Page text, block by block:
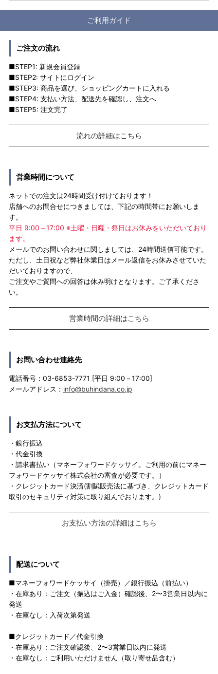
ご利用ガイド
ご注文の流れ
■STEP1: 新規会員登録
■STEP2: サイトにログイン
■STEP3: 商品を選び、ショッピングカートに入れる
■STEP4: 支払い方法、配送先を確認し、注文へ
■STEP5: 注文完了
流れの詳細はこちら
営業時間について
ネットでの注文は24時間受け付けております！
店舗へのお問合せにつきましては、下記の時間帯にお願いしま
す。
平日 9:00～17:00 ※土曜・日曜・祭日はお休みをいただいており
ます。
メールでのお問い合わせに関しましては、24時間送信可能です。
ただし、土日祝など弊社休業日はメール返信をお休みさせていた
だいておりますので、
ご注文やご質問への回答は休み明けとなります。ご了承くださ
い。
営業時間の詳細はこちら
お問い合わせ連絡先
電話番号：03-6853-7771 [平日 9:00－17:00]
メールアドレス： info@buhindana.co.jp
お支払方法について
・銀行振込
・代金引換
・請求書払い（マネーフォワードケッサイ。ご利用の前にマネー
フォワードケッサイ株式会社の審査が必要です。）
・クレジットカード決済(割賦販売法に基づき、クレジットカード
取引のセキュリティ対策に取り組んでおります。)
お支払い方法の詳細はこちら
配送について
■マネーフォワードケッサイ（掛売）／銀行振込（前払い）
・在庫あり：ご注文（振込はご入金）確認後、2〜3営業日以内に
発送
・在庫なし：入荷次第発送
■クレジットカード／代金引換
・在庫あり：ご注文確認後、2〜3営業日以内に発送
・在庫なし：ご利用いただけません（取り寄せ品含む）